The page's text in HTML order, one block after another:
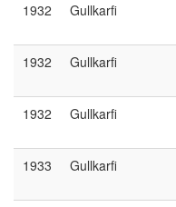
1932 Gullkarfi
1932 Gullkarfi
1932 Gullkarfi
1933 Gullkarfi